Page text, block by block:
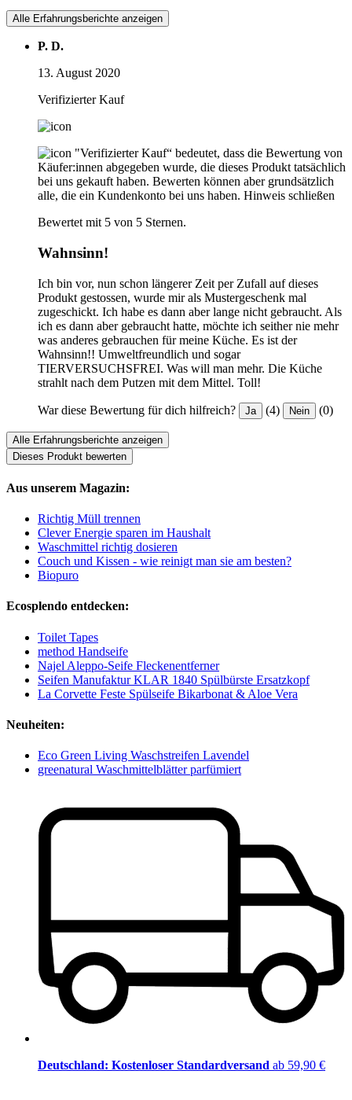
Alle Erfahrungsberichte anzeigen
P. D.
13. August 2020
Verifizierter Kauf
"Verifizierter Kauf“ bedeutet, dass die Bewertung von
Käufer:innen abgegeben wurde, die dieses Produkt tatsächlich
bei uns gekauft haben. Bewerten können aber grundsätzlich
alle, die ein Kundenkonto bei uns haben. Hinweis schließen
Bewertet mit 5 von 5 Sternen.
Wahnsinn!
Ich bin vor, nun schon längerer Zeit per Zufall auf dieses
Produkt gestossen, wurde mir als Mustergeschenk mal
zugeschickt. Ich habe es dann aber lange nicht gebraucht. Als
ich es dann aber gebraucht hatte, möchte ich seither nie mehr
was anderes gebrauchen für meine Küche. Es ist der
Wahnsinn!! Umweltfreundlich und sogar
TIERVERSUCHSFREI. Was will man mehr. Die Küche
strahlt nach dem Putzen mit dem Mittel. Toll!
War diese Bewertung für dich hilfreich? Ja (4) Nein (0)
Alle Erfahrungsberichte anzeigen
Dieses Produkt bewerten
Aus unserem Magazin:
Richtig Müll trennen
Clever Energie sparen im Haushalt
Waschmittel richtig dosieren
Couch und Kissen - wie reinigt man sie am besten?
Biopuro
Ecosplendo entdecken:
Toilet Tapes
method Handseife
Najel Aleppo-Seife Fleckenentferner
Seifen Manufaktur KLAR 1840 Spülbürste Ersatzkopf
La Corvette Feste Spülseife Bikarbonat & Aloe Vera
Neuheiten:
Eco Green Living Waschstreifen Lavendel
greenatural Waschmittelblätter parfümiert
Deutschland: Kostenloser Standardversand ab 59,90 €